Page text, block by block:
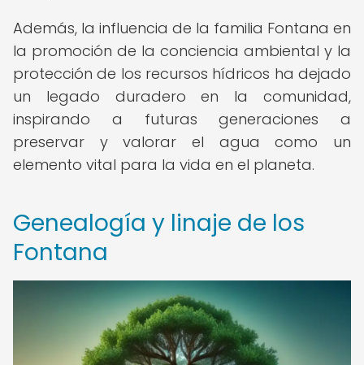
Además, la influencia de la familia Fontana en
la promoción de la conciencia ambiental y la
protección de los recursos hídricos ha dejado
un legado duradero en la comunidad,
inspirando a futuras generaciones a
preservar y valorar el agua como un
elemento vital para la vida en el planeta.
Genealogía y linaje de los
Fontana